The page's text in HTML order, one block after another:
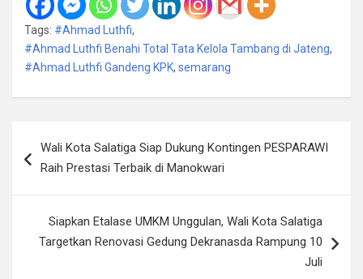
Tags: #Ahmad Luthfi,
#Ahmad Luthfi Benahi Total Tata Kelola Tambang di Jateng,
#Ahmad Luthfi Gandeng KPK, semarang
posWali Kota Salatiga Siap Dukung Kontingen PESPARAWI
Raih Prestasi Terbaik di Manokwari
Siapkan Etalase UMKM Unggulan, Wali Kota Salatiga
Targetkan Renovasi Gedung Dekranasda Rampung 10
Juli